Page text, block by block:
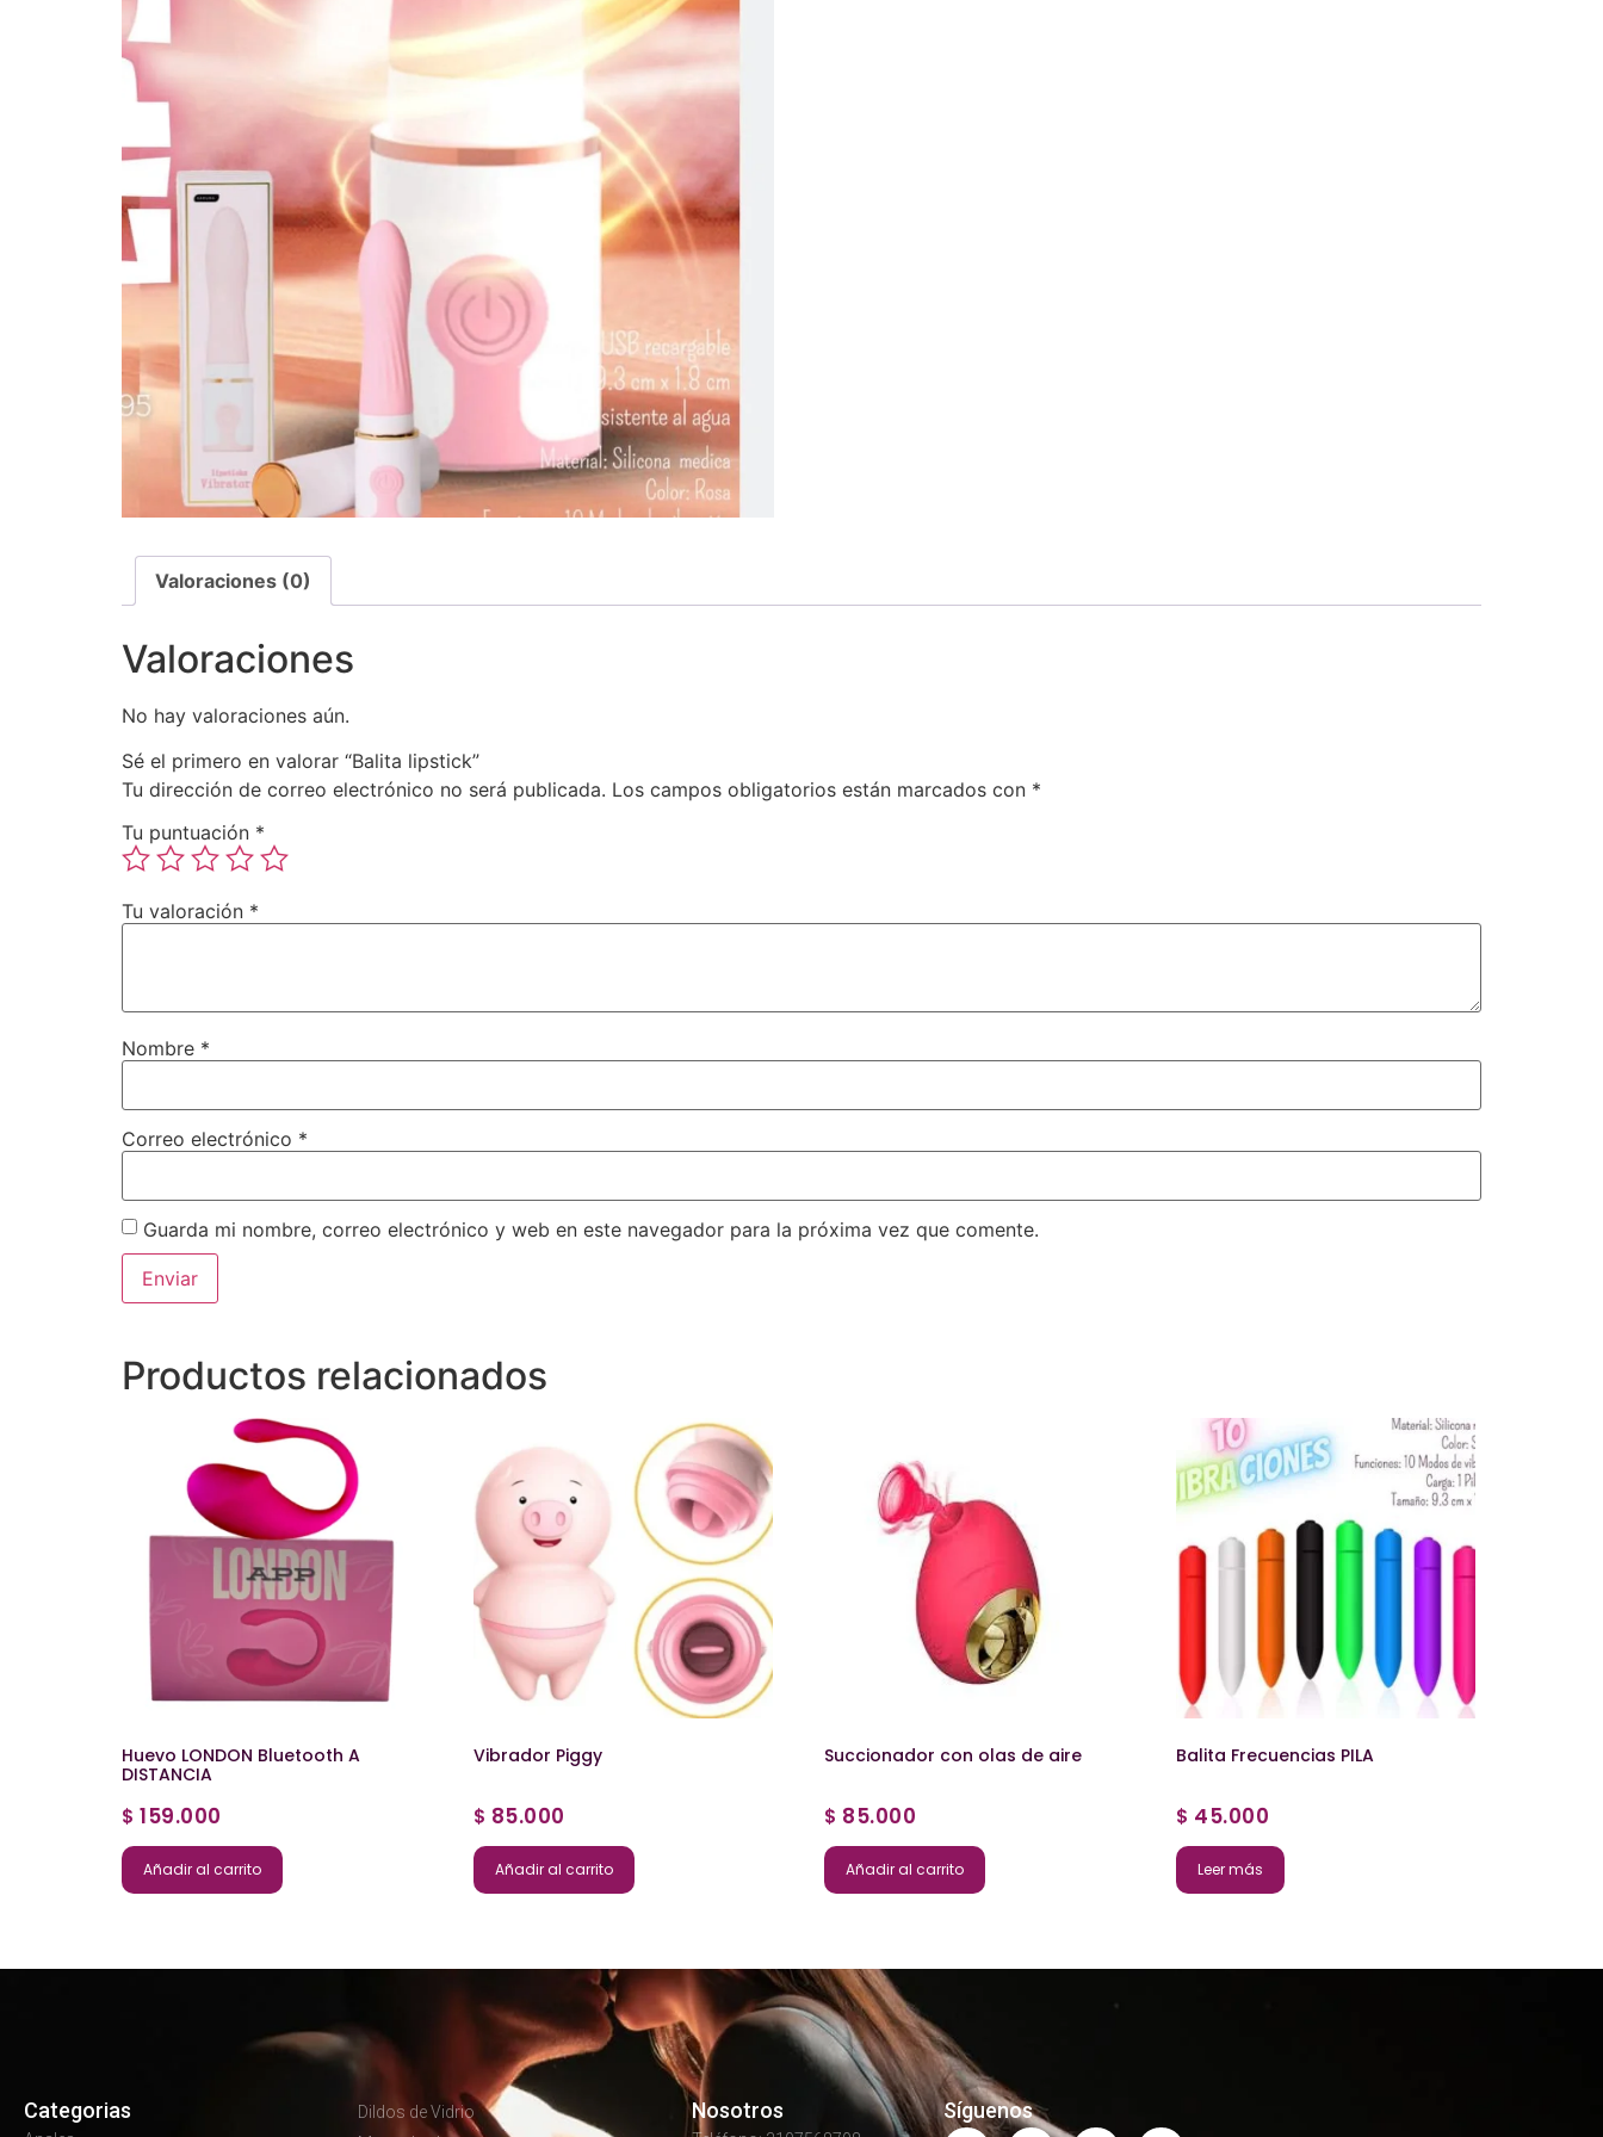
Valoraciones (0)
Valoraciones
No hay valoraciones aún.
Sé el primero en valorar “Balita lipstick”
Tu dirección de correo electrónico no será publicada. Los campos obligatorios están marcados con *
Tu puntuación *
Tu valoración *
Nombre *
Correo electrónico *
Guarda mi nombre, correo electrónico y web en este navegador para la próxima vez que comente.
Productos relacionados
Huevo LONDON Bluetooth A
DISTANCIA
$ 159.000
Añadir al carrito
Vibrador Piggy
$ 85.000
Añadir al carrito
Succionador con olas de aire
$ 85.000
Añadir al carrito
Balita Frecuencias PILA
$ 45.000
Leer más
Categorias
Dildos de Vidrio
Nosotros Síguenos